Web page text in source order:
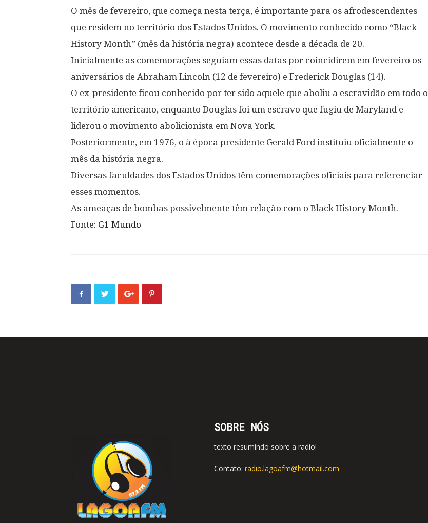
O mês de fevereiro, que começa nesta terça, é importante para os afrodescendentes
que residem no território dos Estados Unidos. O movimento conhecido como “Black
History Month” (mês da história negra) acontece desde a década de 20.
Inicialmente as comemorações seguiam essas datas por coincidirem em fevereiro os
aniversários de Abraham Lincoln (12 de fevereiro) e Frederick Douglas (14).
O ex-presidente ficou conhecido por ter sido aquele que aboliu a escravidão em todo o
território americano, enquanto Douglas foi um escravo que fugiu de Maryland e
liderou o movimento abolicionista em Nova York.
Posteriormente, em 1976, o à época presidente Gerald Ford instituiu oficialmente o
mês da história negra.
Diversas faculdades dos Estados Unidos têm comemorações oficiais para referenciar
esses momentos.
As ameaças de bombas possivelmente têm relação com o Black History Month.
Fonte: G1 Mundo
SOBRE NÓS
texto resumindo sobre a radio!
Contato: radio.lagoafm@hotmail.com